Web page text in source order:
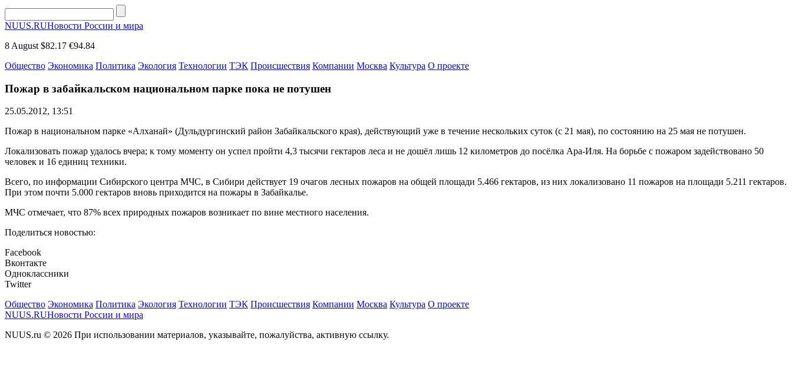
NUUS.RUНовости России и мира
8 August $82.17 €94.84
Общество Экономика Политика Экология Технологии ТЭК Происшествия Компании Москва Культура О проекте
Пожар в забайкальском национальном парке пока не потушен
25.05.2012, 13:51
Пожар в национальном парке «Алханай» (Дульдургинский район Забайкальского края), действующий уже в течение нескольких суток (с 21 мая), по состоянию на 25 мая не потушен.
Локализовать пожар удалось вчера; к тому моменту он успел пройти 4,3 тысячи гектаров леса и не дошёл лишь 12 километров до посёлка Ара-Иля. На борьбе с пожаром задействовано 50
человек и 16 единиц техники.
Всего, по информации Сибирского центра МЧС, в Сибири действует 19 очагов лесных пожаров на общей площади 5.466 гектаров, из них локализовано 11 пожаров на площади 5.211 гектаров.
При этом почти 5.000 гектаров вновь приходится на пожары в Забайкалье.
МЧС отмечает, что 87% всех природных пожаров возникает по вине местного населения.
Поделиться новостью:
Facebook
Вконтакте
Одноклассники
Twitter
Общество Экономика Политика Экология Технологии ТЭК Происшествия Компании Москва Культура О проекте
NUUS.RUНовости России и мира
NUUS.ru © 2026 При использовании материалов, указывайте, пожалуйства, активную ссылку.